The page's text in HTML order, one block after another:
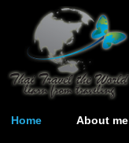
Home About me